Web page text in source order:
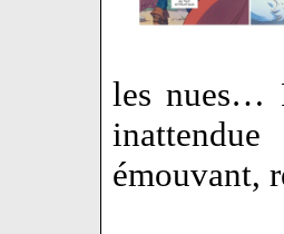
les nues…
émouvant,